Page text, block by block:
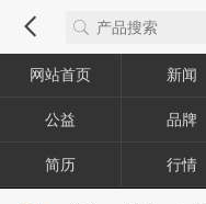
网站首页 新闻
公益 品牌
简历 行情